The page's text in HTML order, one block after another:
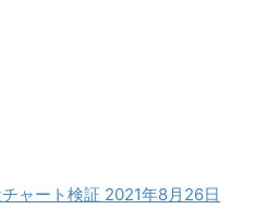
ャート検証 2021年8月26日